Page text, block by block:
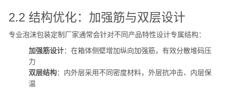
2.2 结构优化：加强筋与双层设计
专业泡沫包装定制厂家通常会针对不同产品特性设计专属结构：
加强筋设计：在箱体侧壁增加纵向加强筋，有效分散堆码压
力
双层结构：内外层采用不同密度材料，外层抗冲击、内层保
温